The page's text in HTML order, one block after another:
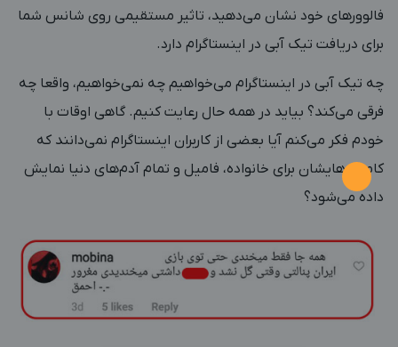
فالوورهای خود نشان می‌دهید، تاثیر مستقیمی روی شانس شما
برای دریافت تیک آبی در اینستاگرام دارد.
چه تیک آبی در اینستاگرام می‌خواهیم چه نمی‌خواهیم، واقعا چه
فرقی می‌کند؟ بیاید در همه حال رعایت کنیم. گاهی اوقات با
خودم فکر می‌کنم آیا بعضی از کاربران اینستاگرام نمی‌دانند که
کامنت‌هایشان برای خانواده، فامیل و تمام آدم‌های دنیا نمایش
داده می‌شود؟